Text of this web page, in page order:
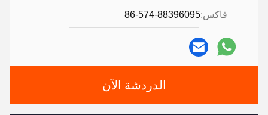
فاكس:86-574-88396095
الدردشة الآن